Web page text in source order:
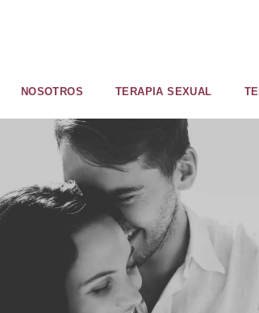
NOSOTROS TERAPIA SEXUAL